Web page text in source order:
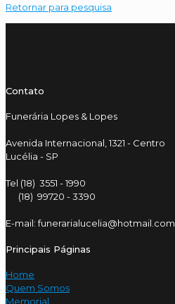
Retornar para pesquisa
Contato
Funerária Lopes & Lopes
Avenida Internacional, 1321 - Centro
Lucélia - SP
Tel (18) 3551 - 1990
(18) 99720 - 3390
E-mail: funerarialucelia@hotmail.com
Principais Páginas
Home
Quem Somos
Memorial